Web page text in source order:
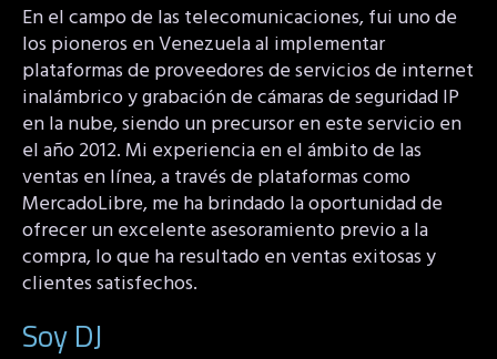
En el campo de las telecomunicaciones, fui uno de
los pioneros en Venezuela al implementar
plataformas de proveedores de servicios de internet
inalámbrico y grabación de cámaras de seguridad IP
en la nube, siendo un precursor en este servicio en
el año 2012. Mi experiencia en el ámbito de las
ventas en línea, a través de plataformas como
MercadoLibre, me ha brindado la oportunidad de
ofrecer un excelente asesoramiento previo a la
compra, lo que ha resultado en ventas exitosas y
clientes satisfechos.
Soy DJ